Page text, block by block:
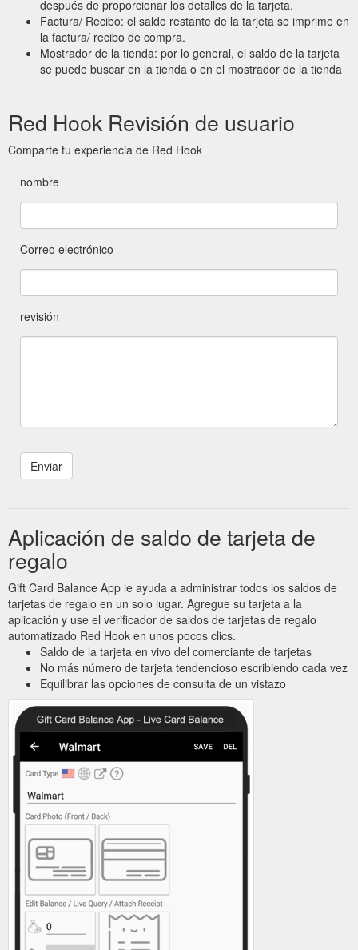
después de proporcionar los detalles de la tarjeta.
Factura/ Recibo: el saldo restante de la tarjeta se imprime en
la factura/ recibo de compra.
Mostrador de la tienda: por lo general, el saldo de la tarjeta
se puede buscar en la tienda o en el mostrador de la tienda
Red Hook Revisión de usuario
Comparte tu experiencia de Red Hook
nombre
Correo electrónico
revisión
Aplicación de saldo de tarjeta de
regalo
Gift Card Balance App le ayuda a administrar todos los saldos de
tarjetas de regalo en un solo lugar. Agregue su tarjeta a la
aplicación y use el verificador de saldos de tarjetas de regalo
automatizado Red Hook en unos pocos clics.
Saldo de la tarjeta en vivo del comerciante de tarjetas
No más número de tarjeta tendencioso escribiendo cada vez
Equilibrar las opciones de consulta de un vistazo